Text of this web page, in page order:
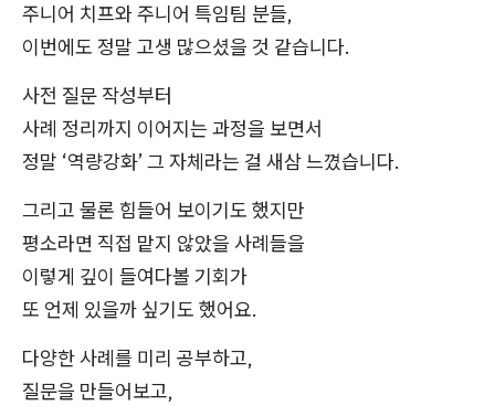
주니어 치프와 주니어 특임팀 분들,
이번에도 정말 고생 많으셨을 것 같습니다.
사전 질문 작성부터
사례 정리까지 이어지는 과정을 보면서
정말 ‘역량강화’ 그 자체라는 걸 새삼 느꼈습니다.
그리고 물론 힘들어 보이기도 했지만
평소라면 직접 맡지 않았을 사례들을
이렇게 깊이 들여다볼 기회가
또 언제 있을까 싶기도 했어요.
다양한 사례를 미리 공부하고,
질문을 만들어보고,